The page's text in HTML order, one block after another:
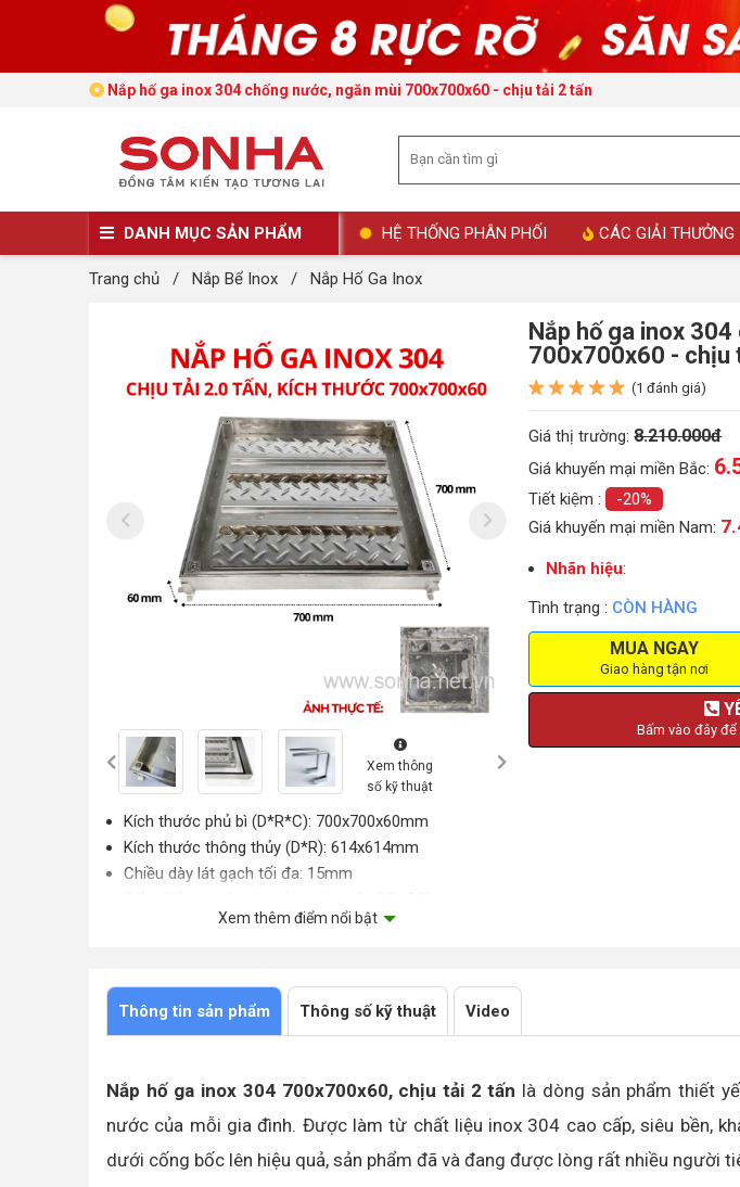
Nắp hố ga inox 304 chống nước, ngăn mùi 700x700x60 - chịu tải 2 tấn
DANH MỤC SẢN PHẨM HỆ THỐNG PHÂN PHỐI CÁC GIẢI THƯỞNG
Trang chủ / Nắp Bể Inox / Nắp Hố Ga Inox
Xem thông
số kỹ thuật
Kích thước phủ bì (D*R*C): 700x700x60mm
Kích thước thông thủy (D*R): 614x614mm
Chiều dày lát gạch tối đa: 15mm
Chịu tải tối đa: 2,0 tấnXem thêm điểm nổi bật
Nắp hố ga inox
700x700x60 - chịu
(1 đánh giá)
Giá thị trường:8.210.000đ
Giá khuyến mại miền Bắc:
Tiết kiệm :
-20%
Giá khuyến mại miền Nam:
Nhãn hiệu:
Tình trạng : CÒN HÀNG
MUA NGAY
Giao hàng tận nơi
Bấm vào đây
Thông tin sản phẩm Thông số kỹ thuật Video
Nắp hố ga inox 304 700x700x60, chịu tải 2 tấn là dòng sản phẩm thiết
nước của mỗi gia đình. Được làm từ chất liệu inox 304 cao cấp, siêu bền,
dưới cống bốc lên hiệu quả, sản phẩm đã và đang được lòng rất nhiều người